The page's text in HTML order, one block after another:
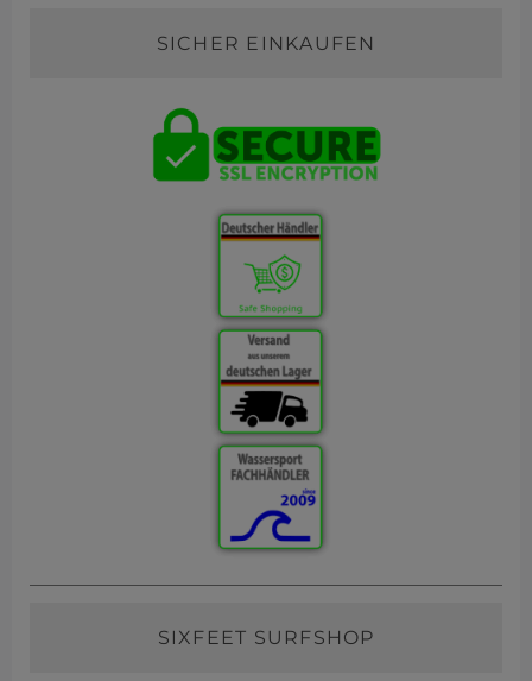
SICHER EINKAUFEN
SIXFEET SURFSHOP